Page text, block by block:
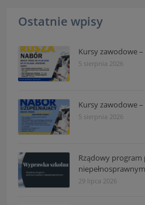
Ostatnie wpisy
Kursy zawodowe
5 sierpnia 2026
Kursy zawodowe
5 sierpnia 2026
Rządowy
niepełnosprawnym
29 lipca 2026